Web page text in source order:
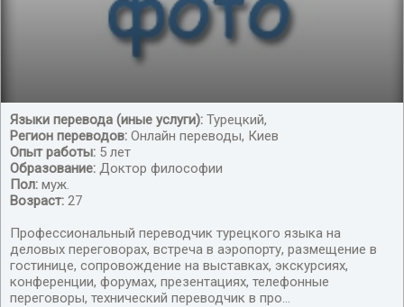
Переводчик турецкого языка
Языки перевода (иные услуги): Турецкий,
Регион переводов: Онлайн переводы, Киев
Опыт работы: 5 лет
Образование: Доктор философии
Пол: муж.
Возраст: 27
Профессиональный переводчик турецкого языка на
деловых переговорах, встреча в аэропорту, размещение в
гостинице, сопровождение на выставках, экскурсиях,
конференции, форумах, презентациях, телефонные
переговоры, технический переводчик в про...